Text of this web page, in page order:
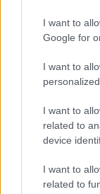
I want to
Google for
I want to
I want to
related to
device
I want to
related to
tassazione
produttive,
propensione
Per fare figli,
clima meno
asfissiante su